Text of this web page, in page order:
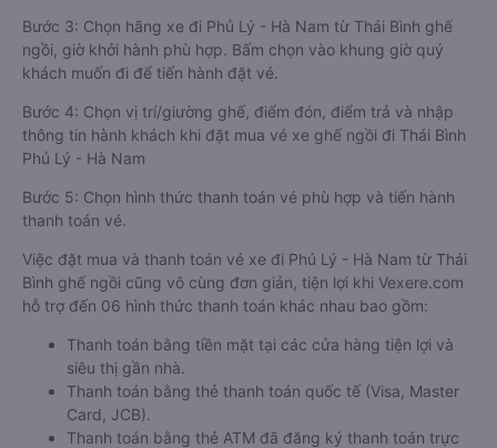
Bước 3: Chọn hãng xe đi Phủ Lý - Hà Nam từ Thái Bình ghế
ngồi, giờ khởi hành phù hợp. Bấm chọn vào khung giờ quý
khách muốn đi để tiến hành đặt vé.
Bước 4: Chọn vị trí/giường ghế, điểm đón, điểm trả và nhập
thông tin hành khách khi đặt mua vé xe ghế ngồi đi Thái Bình
Phủ Lý - Hà Nam
Bước 5: Chọn hình thức thanh toán vé phù hợp và tiến hành
thanh toán vé.
Việc đặt mua và thanh toán vé xe đi Phủ Lý - Hà Nam từ Thái
Bình ghế ngồi cũng vô cùng đơn giản, tiện lợi khi Vexere.com
hỗ trợ đến 06 hình thức thanh toán khác nhau bao gồm:
Thanh toán bằng tiền mặt tại các cửa hàng tiện lợi và
siêu thị gần nhà.
Thanh toán bằng thẻ thanh toán quốc tế (Visa, Master
Card, JCB).
Thanh toán bằng thẻ ATM đã đăng ký thanh toán trực